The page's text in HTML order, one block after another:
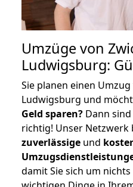
Umzüge von
Ludwigsburg:
Sie planen einen
Ludwigsburg und
Geld sparen? Dann
richtig! Unser Netzwerk
zuverlässige und
damit Sie sich um